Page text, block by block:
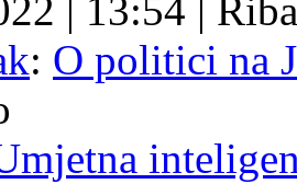
| 13:54 | Riba
: O politici na